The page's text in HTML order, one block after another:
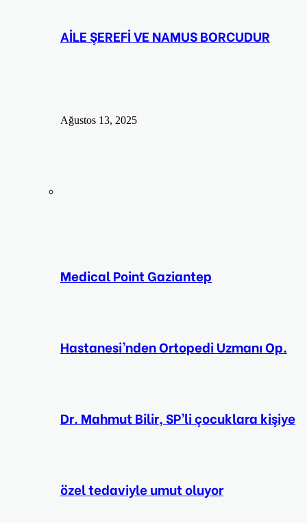
AİLE ŞEREFİ VE NAMUS BORCUDUR
Ağustos 13, 2025
Medical Point Gaziantep
Hastanesi’nden Ortopedi Uzmanı Op.
Dr. Mahmut Bilir, SP’li çocuklara kişiye
özel tedaviyle umut oluyor